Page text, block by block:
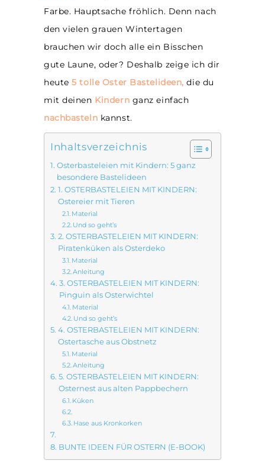
Farbe. Hauptsache fröhlich. Denn nach
den vielen grauen Wintertagen
brauchen wir doch alle ein Bisschen
gute Laune, oder? Deshalb zeige ich dir
heute5 tolle Oster Bastelideen, die du
mit deinen Kindern ganz einfach
nachbasteln kannst.
Inhaltsverzeichnis
Osterbasteleien mit Kindern: 5 ganz
besondere Bastelideen
1. OSTERBASTELEIEN MIT KINDERN:
Ostereier mit Tieren
Material
Und so geht’s
2. OSTERBASTELEIEN MIT KINDERN:
Piratenküken als Osterdeko
Material
Anleitung
3. OSTERBASTELEIEN MIT KINDERN:
Pinguin als Osterwichtel
Material
Und so geht’s
4. OSTERBASTELEIEN MIT KINDERN:
Ostertasche aus Obstnetz
Material
Anleitung
5. OSTERBASTELEIEN MIT KINDERN:
Osternest aus alten Pappbechern
Küken
Hase aus Kronkorken
BUNTE IDEEN FÜR OSTERN (E-BOOK)